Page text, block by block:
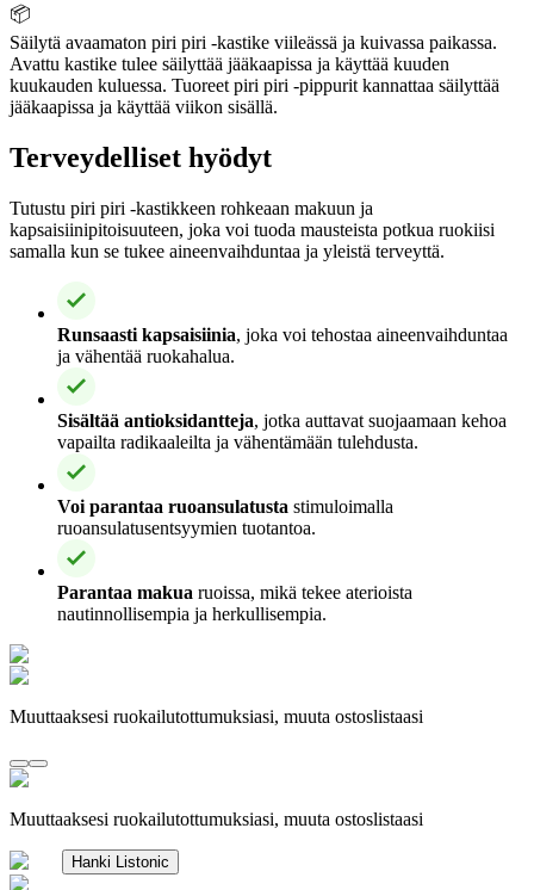
📦
Säilytä avaamaton piri piri -kastike viileässä ja kuivassa paikassa.
Avattu kastike tulee säilyttää jääkaapissa ja käyttää kuuden
kuukauden kuluessa. Tuoreet piri piri -pippurit kannattaa säilyttää
jääkaapissa ja käyttää viikon sisällä.
Terveydelliset hyödyt
Tutustu piri piri -kastikkeen rohkeaan makuun ja
kapsaisiinipitoisuuteen, joka voi tuoda mausteista potkua ruokiisi
samalla kun se tukee aineenvaihduntaa ja yleistä terveyttä.
Runsaasti kapsaisiinia, joka voi tehostaa aineenvaihduntaa
ja vähentää ruokahalua.
Sisältää antioksidantteja, jotka auttavat suojaamaan kehoa
vapailta radikaaleilta ja vähentämään tulehdusta.
Voi parantaa ruoansulatusta stimuloimalla
ruoansulatusentsyymien tuotantoa.
Parantaa makua ruoissa, mikä tekee aterioista
nautinnollisempia ja herkullisempia.
Muuttaaksesi ruokailutottumuksiasi, muuta ostoslistaasi
Muuttaaksesi ruokailutottumuksiasi, muuta ostoslistaasi
Hanki Listonic